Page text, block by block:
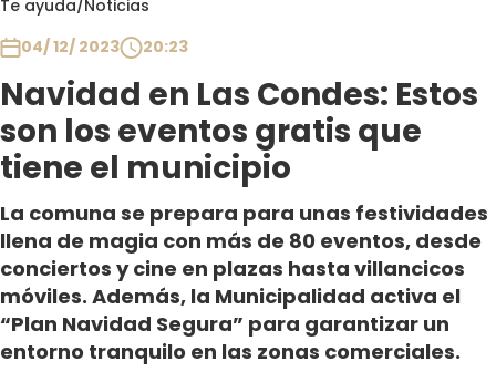
Te ayuda/Noticias
04/ 12/ 2023
20:23
Navidad en Las Condes: Estos
son los eventos gratis que
tiene el municipio
La comuna se prepara para unas festividades
llena de magia con más de 80 eventos, desde
conciertos y cine en plazas hasta villancicos
móviles. Además, la Municipalidad activa el
“Plan Navidad Segura” para garantizar un
entorno tranquilo en las zonas comerciales.
Club De La Comedia
Contigo en Directo
Plan Perfecto
El Tiempo
Sabingo
Todos Los Programas